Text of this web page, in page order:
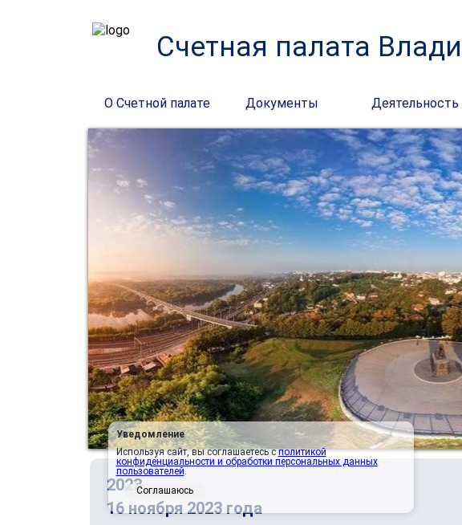
Счетная палата
О Счетной палате Документы Деятельность
2023
16 ноября 2023 года
Уведомление
Используя сайт, вы соглашаетесь сполитикой
конфиденциальности и обработки персональных данных
пользователей.
Соглашаюсь